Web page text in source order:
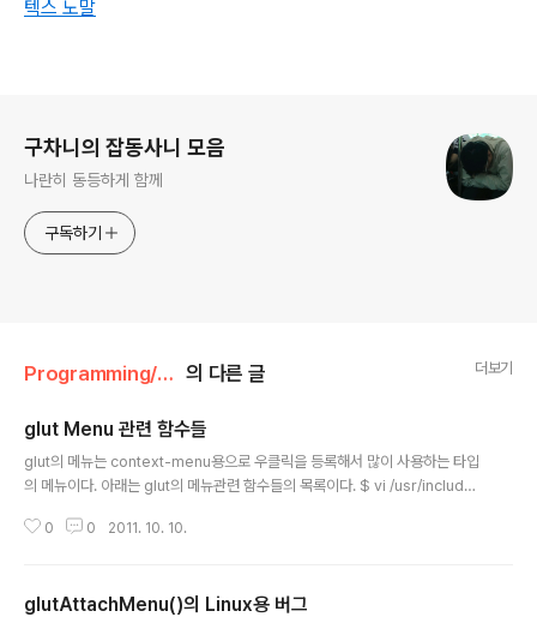
텍스 노말
구차니의 잡동사니 모음
나란히 동등하게 함께
구독하기
Programming/openGL 의 다른 글 더보기
glut Menu 관련 함수들
glut의 메뉴는 context-menu용으로 우클릭을 등록해서 많이 사용하는 타입
의 메뉴이다. 아래는 glut의 메뉴관련 함수들의 목록이다. $ vi /usr/include/
445 */ 446 FGAPI int FGAPIENTRY glutCreateMenu( void (* callb
FGAPI void FGAPIENTRY glutSetMenu( int menu ); 450 ..
0 0 2011. 10. 10.
glutAttachMenu()의 Linux용 버그